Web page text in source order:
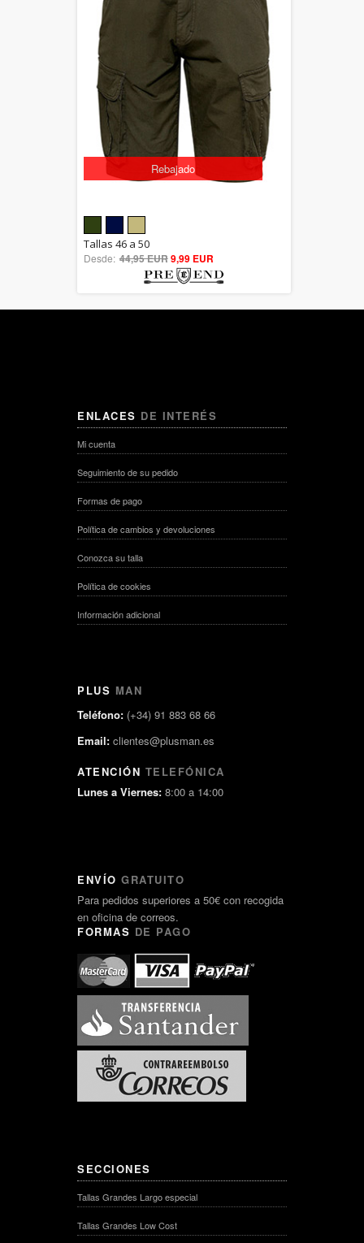
Rebajado
out of 5
Tallas 46 a 50
Desde: 44,95 EUR9,99 EUR
ENLACES DE INTERÉS
Mi cuenta
Seguimiento de su pedido
Formas de pago
Política de cambios y devoluciones
Conozca su talla
Política de cookies
Información adicional
PLUS MAN
Teléfono: (+34) 91 883 68 66
Email: clientes@plusman.es
ATENCIÓN TELEFÓNICA
Lunes a Viernes: 8:00 a 14:00
ENVÍO GRATUITO
Para pedidos superiores a 50€ con recogida
en oficina de correos.
FORMAS DE PAGO
SECCIONES
Tallas Grandes Largo especial
Tallas Grandes Low Cost